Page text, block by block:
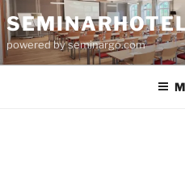
Skip
to
content
powered by seminargo.com